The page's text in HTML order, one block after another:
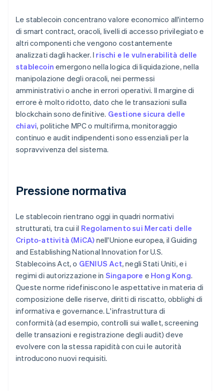
Le stablecoin concentrano valore economico all'interno
di smart contract, oracoli, livelli di accesso privilegiato e
altri componenti che vengono costantemente
analizzati dagli hacker. I rischi e le vulnerabilità delle
stablecoin emergono nella logica di liquidazione, nella
manipolazione degli oracoli, nei permessi
amministrativi o anche in errori operativi. Il margine di
errore è molto ridotto, dato che le transazioni sulla
blockchain sono definitive. Gestione sicura delle
chiavi, politiche MPC o multifirma, monitoraggio
continuo e audit indipendenti sono essenziali per la
sopravvivenza del sistema.
Pressione normativa
Le stablecoin rientrano oggi in quadri normativi
strutturati, tra cui il Regolamento sui Mercati delle
Cripto-attività (MiCA) nell'Unione europea, il Guiding
and Establishing National Innovation for U.S.
Stablecoins Act, o GENIUS Act, negli Stati Uniti, e i
regimi di autorizzazione in Singapore e Hong Kong.
Queste norme ridefiniscono le aspettative in materia di
composizione delle riserve, diritti di riscatto, obblighi di
informativa e governance. L'infrastruttura di
conformità (ad esempio, controlli sui wallet, screening
delle transazioni e registrazione degli audit) deve
evolvere con la stessa rapidità con cui le autorità
introducono nuovi requisiti.